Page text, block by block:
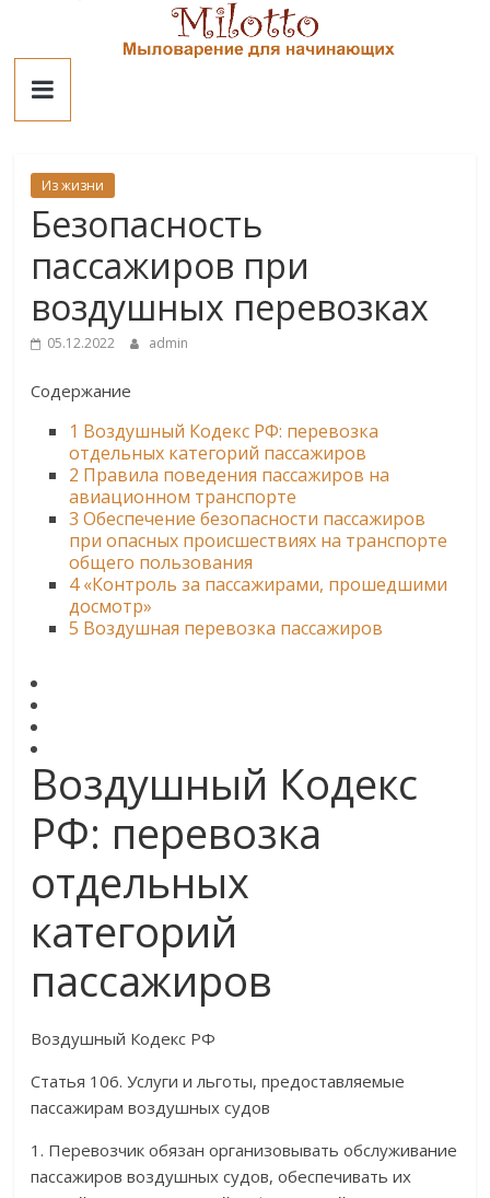
contentМилотто
Из жизни
Безопасность
пассажиров при
воздушных перевозках
05.12.2022 admin
Содержание
1 Воздушный Кодекс РФ: перевозка
отдельных категорий пассажиров
2 Правила поведения пассажиров на
авиационном транспорте
3 Обеспечение безопасности пассажиров
при опасных происшествиях на транспорте
общего пользования
4«Контроль за пассажирами, прошедшими
досмотр»
5 Воздушная перевозка пассажиров
Воздушный Кодекс
РФ: перевозка
отдельных
категорий
пассажиров
Воздушный Кодекс РФ
Статья 106. Услуги и льготы, предоставляемые
пассажирам воздушных судов
1. Перевозчик обязан организовывать обслуживание
пассажиров воздушных судов, обеспечивать их